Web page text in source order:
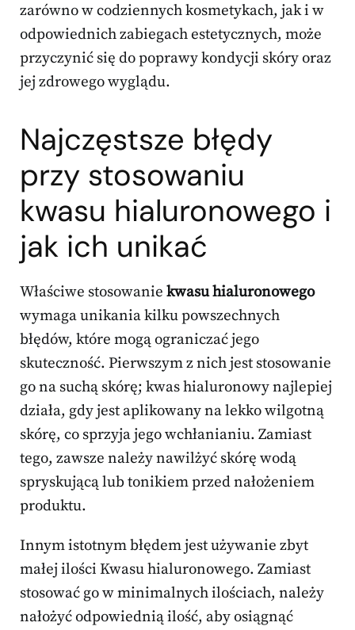
zarówno w codziennych kosmetykach, jak i w
odpowiednich zabiegach estetycznych, może
przyczynić się do poprawy kondycji skóry oraz
jej zdrowego wyglądu.
Najczęstsze błędy
przy stosowaniu
kwasu hialuronowego i
jak ich unikać
Właściwe stosowanie kwasu hialuronowego
wymaga unikania kilku powszechnych
błędów, które mogą ograniczać jego
skuteczność. Pierwszym z nich jest stosowanie
go na suchą skórę; kwas hialuronowy najlepiej
działa, gdy jest aplikowany na lekko wilgotną
skórę, co sprzyja jego wchłanianiu. Zamiast
tego, zawsze należy nawilżyć skórę wodą
spryskującą lub tonikiem przed nałożeniem
produktu.
Innym istotnym błędem jest używanie zbyt
małej ilości Kwasu hialuronowego. Zamiast
stosować go w minimalnych ilościach, należy
nałożyć odpowiednią ilość, aby osiągnąć